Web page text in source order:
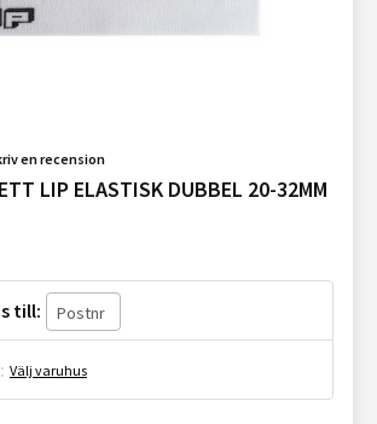
en recension
LIP ELASTISK DUBBEL 20-32MM
till:
Välj varuhus